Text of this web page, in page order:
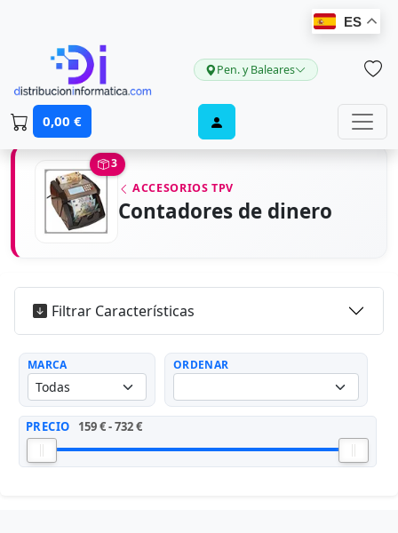
ES
Pen. y Baleares
0,00 €
3
ACCESORIOS TPV
Contadores de dinero
Filtrar Características
MARCA ORDENAR
PRECIO 159 € - 732 €